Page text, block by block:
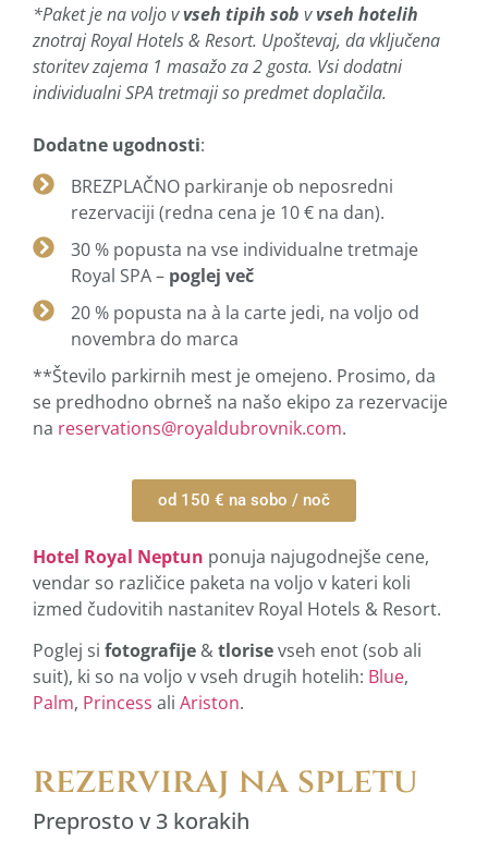
*Paket je na voljo vvseh tipih sob vvseh hotelih
znotraj Royal Hotels & Resort. Upoštevaj, da vključena
storitev zajema 1 masažo za 2 gosta. Vsi dodatni
individualni SPA tretmaji so predmet doplačila.
Dodatne ugodnosti:
BREZPLAČNO parkiranje ob neposredni
rezervaciji (redna cena je 10 € na dan).
30 % popusta na vse individualne tretmaje
Royal SPA – poglej več
20 % popusta na à la carte jedi, na voljo od
novembra do marca
**Število parkirnih mest je omejeno. Prosimo, da
se predhodno obrneš na našo ekipo za rezervacije
na reservations@royaldubrovnik.com.
od 150 € na sobo / noč
Hotel Royal Neptun ponuja najugodnejše cene,
vendar so različice paketa na voljo v kateri koli
izmed čudovitih nastanitev Royal Hotels & Resort.
Poglej si fotografije &tlorisevseh enot (sob ali
suit), ki so na voljo v vseh drugih hotelih: Blue,
Palm, Princess ali Ariston.
rezerviraj na spletu
Preprosto v 3 korakih